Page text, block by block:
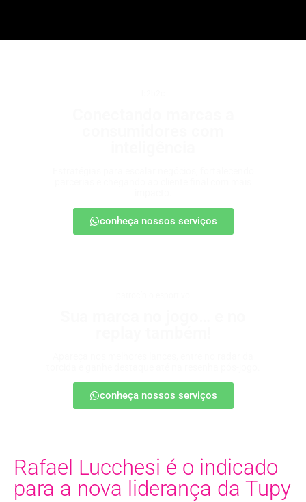
conheça nossos serviços
conheça nossos serviços
Rafael Lucchesi é o indicado
para a nova liderança da Tupy